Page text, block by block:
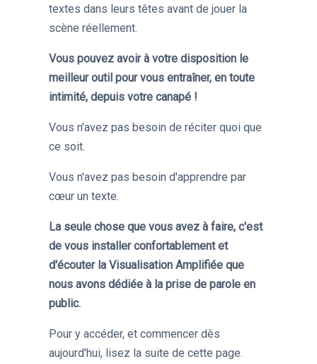
textes dans leurs têtes avant de jouer la
scène réellement.
Vous pouvez avoir à votre disposition le
meilleur outil pour vous entraîner, en toute
intimité, depuis votre canapé !
Vous n'avez pas besoin de réciter quoi que
ce soit.
Vous n'avez pas besoin d'apprendre par
cœur un texte.
La seule chose que vous avez à faire, c'est
de vous installer confortablement et
d'écouter la Visualisation Amplifiée que
nous avons dédiée à la prise de parole en
public.
Pour y accéder, et commencer dès
aujourd'hui, lisez la suite de cette page.